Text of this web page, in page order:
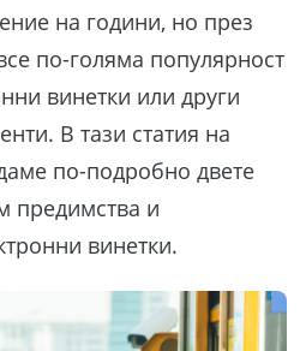
на години, но през
по-голяма популярност
винетки или други
В тази статия на
по-подробно двете
предимства и
винетки.